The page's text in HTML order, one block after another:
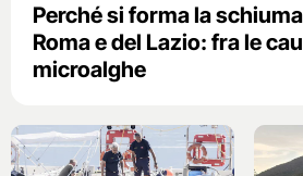
Perché si forma la
Roma e del Lazio: fra le
microalghe